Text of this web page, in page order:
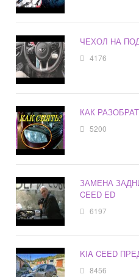
ЧЕХОЛ НА
4176
КАК
5200
ЗАМЕНА
CEED ED
6197
KIA CEED
8456